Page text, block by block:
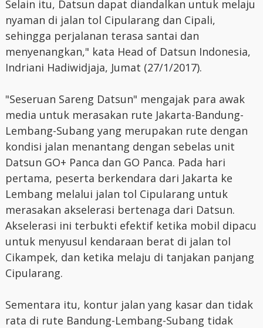
Selain itu, Datsun dapat diandalkan untuk melaju
nyaman di jalan tol Cipularang dan Cipali,
sehingga perjalanan terasa santai dan
menyenangkan," kata Head of Datsun Indonesia,
Indriani Hadiwidjaja, Jumat (27/1/2017).
"Seseruan Sareng Datsun" mengajak para awak
media untuk merasakan rute Jakarta-Bandung-
Lembang-Subang yang merupakan rute dengan
kondisi jalan menantang dengan sebelas unit
Datsun GO+ Panca dan GO Panca. Pada hari
pertama, peserta berkendara dari Jakarta ke
Lembang melalui jalan tol Cipularang untuk
merasakan akselerasi bertenaga dari Datsun.
Akselerasi ini terbukti efektif ketika mobil dipacu
untuk menyusul kendaraan berat di jalan tol
Cikampek, dan ketika melaju di tanjakan panjang
Cipularang.
Sementara itu, kontur jalan yang kasar dan tidak
rata di rute Bandung-Lembang-Subang tidak